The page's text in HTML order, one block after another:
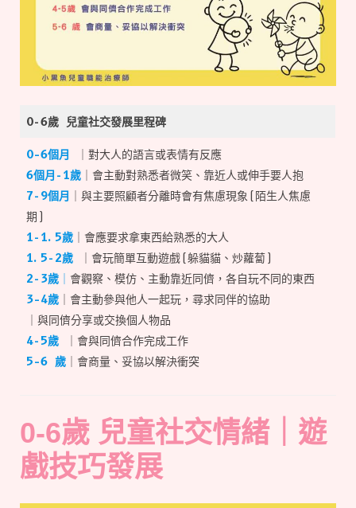
0-6歲 兒童社交發展里程碑
0–6個月
｜對大人的語言或表情有反應
6個月-1歲 ｜會主動對熟悉者微笑、靠近人或伸手要人抱
7-9個月
｜與主要照顧者分離時會有焦慮現象(陌生人焦慮
期)
1-1.5歲 ｜會應要求拿東西給熟悉的大人
1.5-2歲 ｜會玩簡單互動遊戲(躲貓貓、炒蘿蔔)
2-3歲
會觀察、模仿、主動靠近同儕，各自玩不同的東西
3–4歲 ｜會主動參與他人一起玩，尋求同伴的協助
｜與同儕分享或交換個人物品
4-5歲 ｜會與同儕合作完成工作
5–6 歲 ｜會商量、妥協以解決衝突
0-6歲 兒童社交情緒｜遊
戲技巧發展